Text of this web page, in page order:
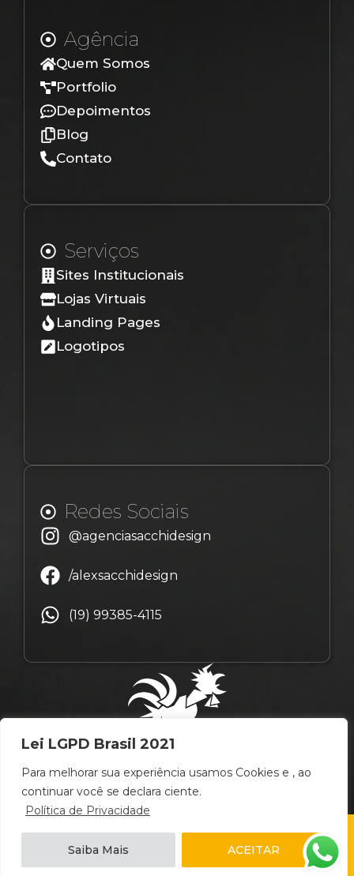
Lei LGPD Brasil 2021
Para melhorar sua experiência usamos Cookies e , ao
continuar você se declara ciente.
Política de Privacidade
Saiba Mais ACEITAR
Agência
Quem Somos
Portfolio
Depoimentos
Blog
Contato
Serviços
Sites Institucionais
Lojas Virtuais
Landing Pages
Logotipos
Redes Sociais
@agenciasacchidesign
/alexsacchidesign
(19) 99385-4115
© Copyright Alex Sacchi Design – 2009 ~ 2026 –
Campinas
/Brasil